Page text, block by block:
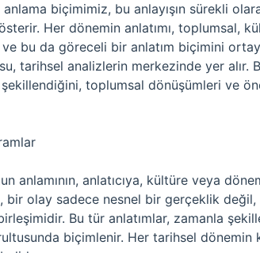
biçimimiz, bu anlayışın sürekli
Her dönemin anlatımı, toplumsal,
bu da göreceli bir anlatım biçimini
tarihsel analizlerin merkezinde yer alır.
şekillendiğini, toplumsal dönüşümleri ve
anlamının, anlatıcıya, kültüre veya
olay sadece nesnel bir gerçeklik değil,
Bu tür anlatımlar, zamanla
biçimlenir. Her tarihsel dönemin